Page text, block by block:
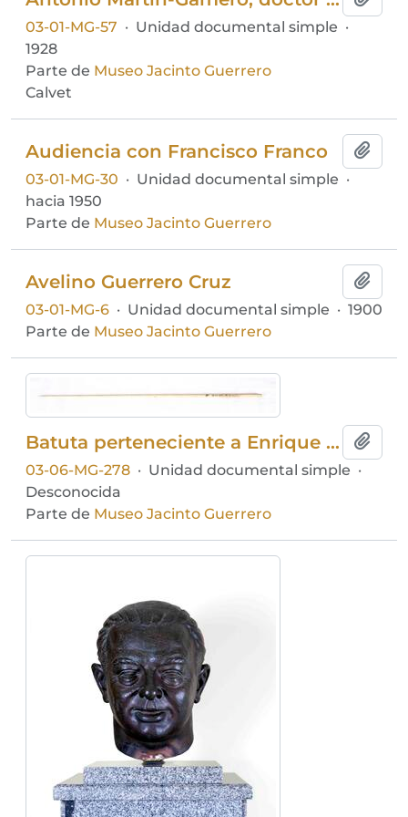
03-01-MG-57 · Unidad documental simple ·
1928
Parte de Museo Jacinto Guerrero
Calvet
Audiencia con Francisco Franco
03-01-MG-30 · Unidad documental simple ·
hacia 1950
Parte de Museo Jacinto Guerrero
Avelino Guerrero Cruz
03-01-MG-6 · Unidad documental simple · 1900
Parte de Museo Jacinto Guerrero
Batuta perteneciente a Enrique García Asensio
03-06-MG-278 · Unidad documental simple ·
Desconocida
Parte de Museo Jacinto Guerrero